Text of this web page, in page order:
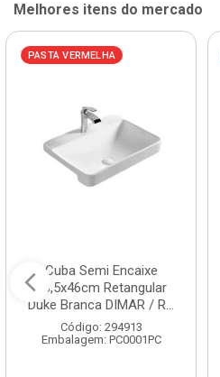
Melhores itens do mercado
PASTA VERMELHA
Cuba Semi Encaixe
58,5x46cm Retangular
Duke Branca DIMAR / R...
Código: 294913
Embalagem: PC0001PC